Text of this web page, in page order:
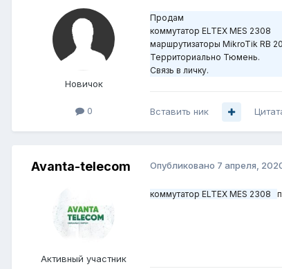
Новичок
0
Продам
коммутатор
маршрутизаторы MikroTik
Территориально Тюмень.
Связь в личку.
Вставить ник
Avanta-telecom
Активный участник
Опубликовано 7 апреля,
коммутатор ELTEX MES 2308